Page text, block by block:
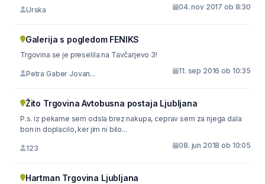
Urska 04. nov 2017 ob 8:30
Galerija s pogledom FENIKS
Trgovina se je preselila na Tavčarjevo 3!
Petra Gaber Jovan... 11. sep 2016 ob 10:35
Žito Trgovina Avtobusna postaja Ljubljana
P.s. iz pekarne sem odsla brez nakupa, ceprav sem za njega dala
bon in doplacilo, ker jim ni bilo...
123 08. jun 2018 ob 10:05
Hartman Trgovina Ljubljana